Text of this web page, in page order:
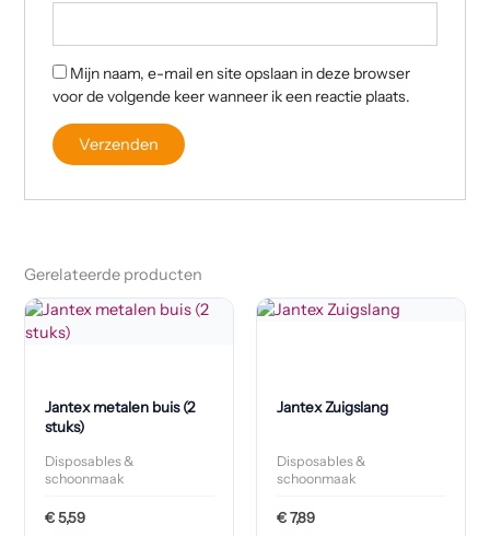
Mijn naam, e-mail en site opslaan in deze browser
voor de volgende keer wanneer ik een reactie plaats.
Gerelateerde producten
Jantex metalen buis (2
stuks)
Disposables &
schoonmaak
€5,59
Jantex Zuigslang
Disposables &
schoonmaak
€7,89